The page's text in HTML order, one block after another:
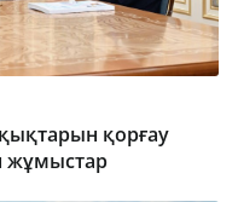
қорғау
жұмыстар